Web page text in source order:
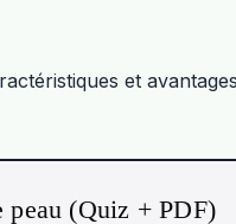
et
peau (Quiz + PDF)